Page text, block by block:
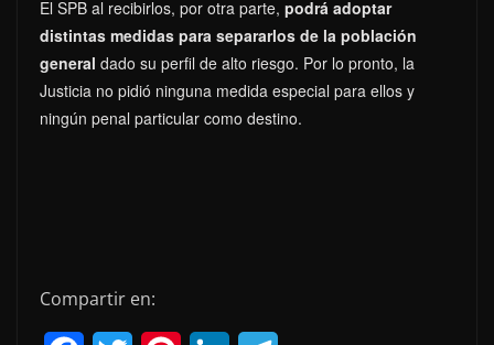
El SPB al recibirlos, por otra parte, podrá adoptar
distintas medidas para separarlos de la población
general dado su perfil de alto riesgo. Por lo pronto, la
Justicia no pidió ninguna medida especial para ellos y
ningún penal particular como destino.
Compartir en: